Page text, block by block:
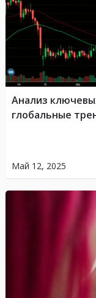
Май 12, 2025
Анализ
глобальные